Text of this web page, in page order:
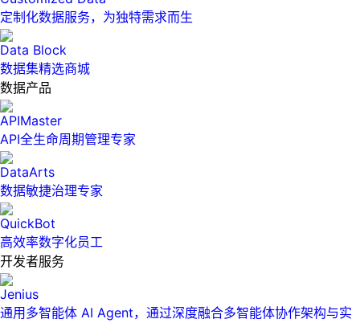
定制化数据服务，为独特需求而生
Data Block
数据集精选商城
数据产品
APIMaster
API全生命周期管理专家
DataArts
数据敏捷治理专家
QuickBot
高效率数字化员工
开发者服务
Jenius
通用多智能体 AI Agent，通过深度融合多智能体协作架构与实